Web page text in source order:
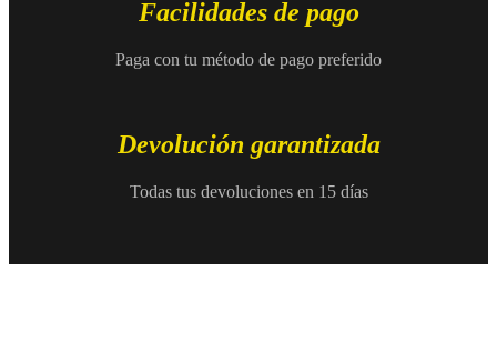
Facilidades de pago
Paga con tu método de pago preferido
Devolución garantizada
Todas tus devoluciones en 15 días